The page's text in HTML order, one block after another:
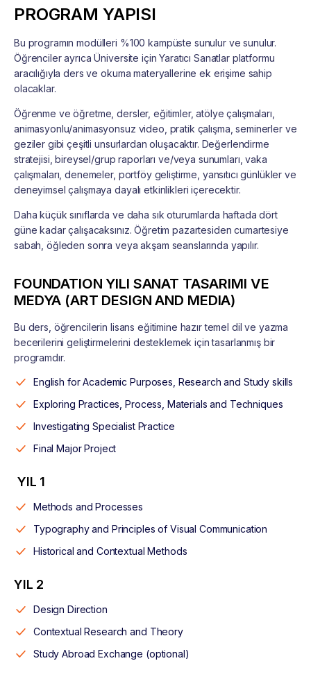
PROGRAM YAPISI
Bu programın modülleri %100 kampüste sunulur ve sunulur.
Öğrenciler ayrıca Üniversite için Yaratıcı Sanatlar platformu
aracılığıyla ders ve okuma materyallerine ek erişime sahip
olacaklar.
Öğrenme ve öğretme, dersler, eğitimler, atölye çalışmaları,
animasyonlu/animasyonsuz video, pratik çalışma, seminerler ve
geziler gibi çeşitli unsurlardan oluşacaktır. Değerlendirme
stratejisi, bireysel/grup raporları ve/veya sunumları, vaka
çalışmaları, denemeler, portföy geliştirme, yansıtıcı günlükler ve
deneyimsel çalışmaya dayalı etkinlikleri içerecektir.
Daha küçük sınıflarda ve daha sık oturumlarda haftada dört
güne kadar çalışacaksınız. Öğretim pazartesiden cumartesiye
sabah, öğleden sonra veya akşam seanslarında yapılır.
FOUNDATION YILI SANAT TASARIMI VE
MEDYA (ART DESIGN AND MEDIA)
Bu ders, öğrencilerin lisans eğitimine hazır temel dil ve yazma
becerilerini geliştirmelerini desteklemek için tasarlanmış bir
programdır.
English for Academic Purposes, Research and Study skills
Exploring Practices, Process, Materials and Techniques
Investigating Specialist Practice
Final Major Project
YIL 1
Methods and Processes
Typography and Principles of Visual Communication
Historical and Contextual Methods
YIL 2
Design Direction
Contextual Research and Theory
Study Abroad Exchange (optional)